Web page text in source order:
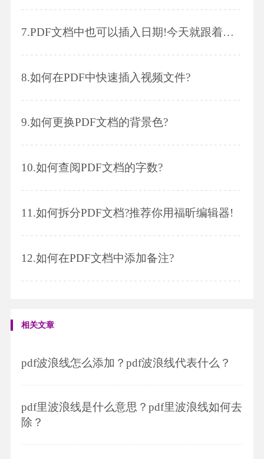
7.PDF文档中也可以插入日期!今天就跟着小编一起学习吧~
8.如何在PDF中快速插入视频文件?
9.如何更换PDF文档的背景色?
10.如何查阅PDF文档的字数?
11.如何拆分PDF文档?推荐你用福昕编辑器!
12.如何在PDF文档中添加备注?
相关文章
pdf波浪线怎么添加？pdf波浪线代表什么？
pdf里波浪线是什么意思？pdf里波浪线如何去
除？